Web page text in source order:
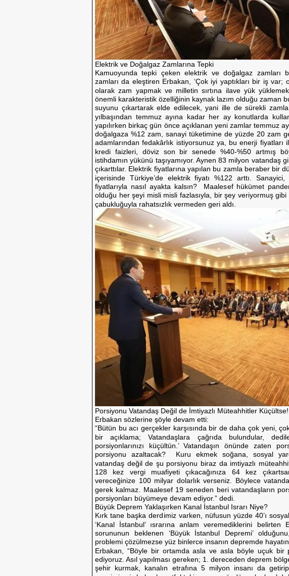
Elektrik ve Doğalgaz Zamlarına Tepki
Kamuoyunda tepki çeken elektrik ve doğalgaz zamları
zamları da eleştiren Erbakan, ‘Çok iyi yaptıkları bir iş
olarak zam yapmak ve milletin sırtına ilave yük
önemli karakteristik özelliğinin kaynak lazım olduğu zaman
suyunu çıkartarak elde edilecek, yani ille de sürekli
yılbaşından temmuz ayına kadar her ay konutlarda
yapılırken birkaç gün önce açıklanan yeni zamlar temmuz
doğalgaza %12 zam, sanayi tüketimine de yüzde 20 zam
adamlarından fedakârlık istiyorsunuz ya, bu enerji
kredi faizleri, döviz son bir senede %40-%50 artmış
istihdamın yükünü taşıyamıyor. Aynen 83 milyon vatandaş
çıkarttılar. Elektrik fiyatlarına yapılan bu zamla beraber bir
içerisinde Türkiye’de elektrik fiyatı %122 arttı.
fiyatlarıyla nasıl ayakta kalsın? Maalesef hükümet
olduğu her şeyi misli misli fazlasıyla, bir şey veriyormuş
çabukluğuyla rahatsızlık vermeden geri aldı.
Porsiyonu Vatandaş Değil de İmtiyazlı Müteahhitler Küçültse!
Erbakan sözlerine şöyle devam etti:
“Bütün bu acı gerçekler karşısında bir de daha çok yeni,
bir açıklama; Vatandaşlara çağrıda bulundular,
porsiyonlarınızı küçültün.’ Vatandaşın önünde zaten
porsiyonu azaltacak? Kuru ekmek soğana, sosyal
vatandaş değil de şu porsiyonu biraz da imtiyazlı
128 kez vergi muafiyeti çıkacağınıza 64 kez
vereceğinize 100 milyar dolarlık verseniz. Böylece
gerek kalmaz. Maalesef 19 seneden beri vatandaşların
porsiyonları büyümeye devam ediyor.” dedi.
Büyük Deprem Yaklaşırken Kanal İstanbul Israrı Niye?
Kırk tane başka derdimiz varken, nüfusun yüzde 40’ı
‘Kanal İstanbul’ ısrarına anlam veremediklerini belirten
sorununun beklenen ‘Büyük İstanbul Depremi’
problemi çözülmezse yüz binlerce insanın depremde
Erbakan, “Böyle bir ortamda asla ve asla böyle uçuk bir
ediyoruz. Asıl yapılması gereken; 1. dereceden deprem
şehir kurmak, kanalın etrafına 5 milyon insanı da